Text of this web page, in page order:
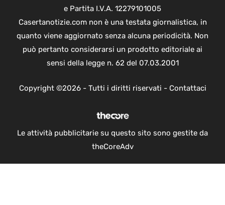
e Partita I.V.A. 12279101005
Casertanotizie.com non è una testata giornalistica, in
quanto viene aggiornato senza alcuna periodicità. Non
può pertanto considerarsi un prodotto editoriale ai
sensi della legge n. 62 del 07.03.2001
Copyright ©2026 - Tutti i diritti riservati - Contattaci
Le attività pubblicitarie su questo sito sono gestite da
theCoreAdv